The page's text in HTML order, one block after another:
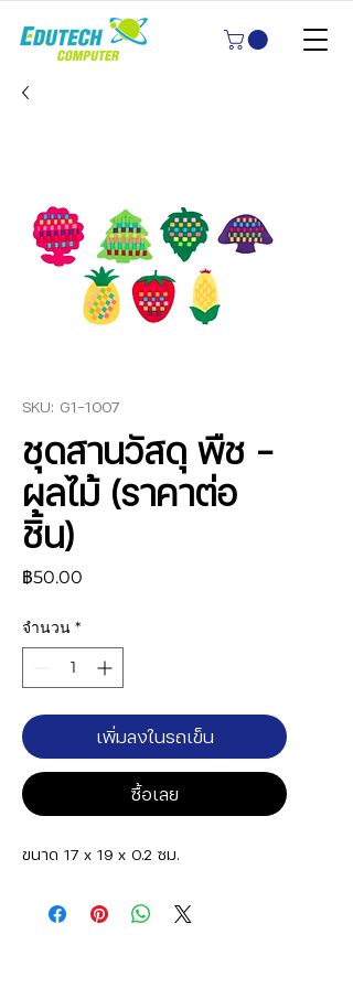
SKU: G1-1007
ชุดสานวัสดุ พืช -
ผลไม้ (ราคาต่อ
ชิ้น)
฿50.00
จำนวน *
เพิ่มลงในรถเข็น
ซื้อเลย
ขนาด 17 x 19 x 0.2 ซม.